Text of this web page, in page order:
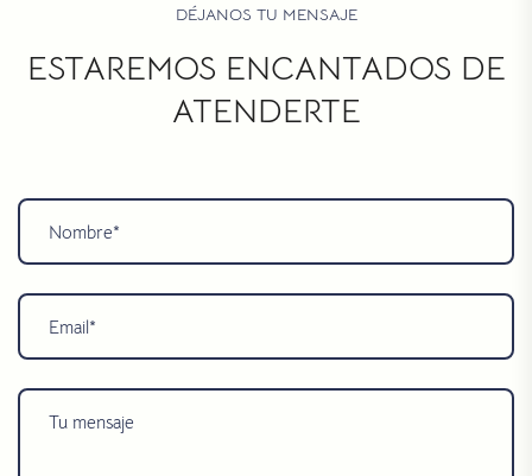
DÉJANOS TU MENSAJE
ESTAREMOS ENCANTADOS DE
ATENDERTE